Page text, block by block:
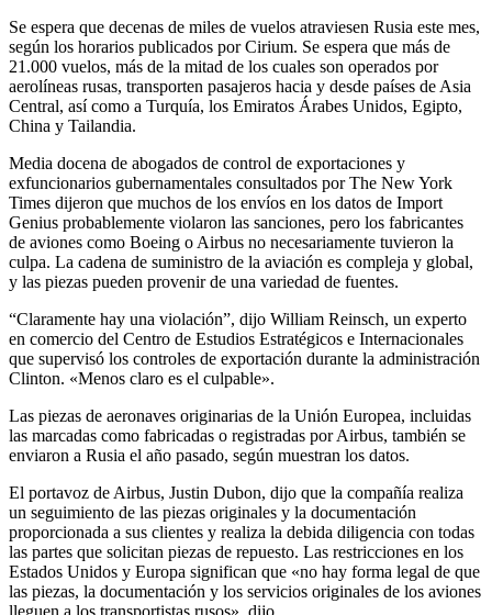
Se espera que decenas de miles de vuelos atraviesen Rusia este mes,
según los horarios publicados por Cirium. Se espera que más de
21.000 vuelos, más de la mitad de los cuales son operados por
aerolíneas rusas, transporten pasajeros hacia y desde países de Asia
Central, así como a Turquía, los Emiratos Árabes Unidos, Egipto,
China y Tailandia.
Media docena de abogados de control de exportaciones y
exfuncionarios gubernamentales consultados por The New York
Times dijeron que muchos de los envíos en los datos de Import
Genius probablemente violaron las sanciones, pero los fabricantes
de aviones como Boeing o Airbus no necesariamente tuvieron la
culpa. La cadena de suministro de la aviación es compleja y global,
y las piezas pueden provenir de una variedad de fuentes.
“Claramente hay una violación”, dijo William Reinsch, un experto
en comercio del Centro de Estudios Estratégicos e Internacionales
que supervisó los controles de exportación durante la administración
Clinton. «Menos claro es el culpable».
Las piezas de aeronaves originarias de la Unión Europea, incluidas
las marcadas como fabricadas o registradas por Airbus, también se
enviaron a Rusia el año pasado, según muestran los datos.
El portavoz de Airbus, Justin Dubon, dijo que la compañía realiza
un seguimiento de las piezas originales y la documentación
proporcionada a sus clientes y realiza la debida diligencia con todas
las partes que solicitan piezas de repuesto. Las restricciones en los
Estados Unidos y Europa significan que «no hay forma legal de que
las piezas, la documentación y los servicios originales de los aviones
lleguen a los transportistas rusos», dijo.